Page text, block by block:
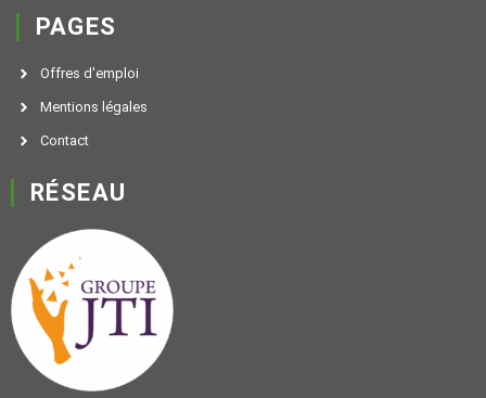
PAGES
Offres d'emploi
Mentions légales
Contact
RÉSEAU